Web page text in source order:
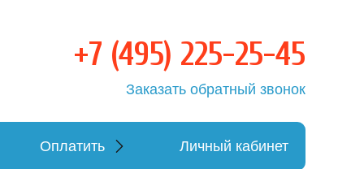
+7 (495) 225-25-45
Заказать обратный звонок
Оплатить Личный кабинет